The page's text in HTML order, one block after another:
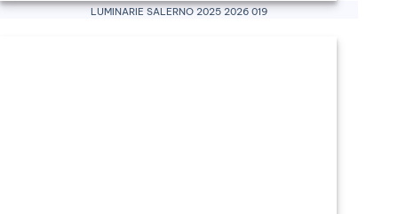
Luminarie Salerno 2025 2026 019